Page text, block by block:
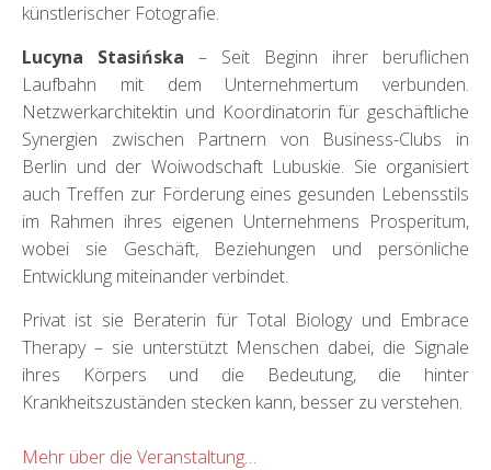
künstlerischer Fotografie.
Lucyna Stasińska – Seit Beginn ihrer beruflichen
Laufbahn mit dem Unternehmertum verbunden.
Netzwerkarchitektin und Koordinatorin für geschäftliche
Synergien zwischen Partnern von Business-Clubs in
Berlin und der Woiwodschaft Lubuskie. Sie organisiert
auch Treffen zur Förderung eines gesunden Lebensstils
im Rahmen ihres eigenen Unternehmens Prosperitum,
wobei sie Geschäft, Beziehungen und persönliche
Entwicklung miteinander verbindet.
Privat ist sie Beraterin für Total Biology und Embrace
Therapy – sie unterstützt Menschen dabei, die Signale
ihres Körpers und die Bedeutung, die hinter
Krankheitszuständen stecken kann, besser zu verstehen.
Mehr über die Veranstaltung…